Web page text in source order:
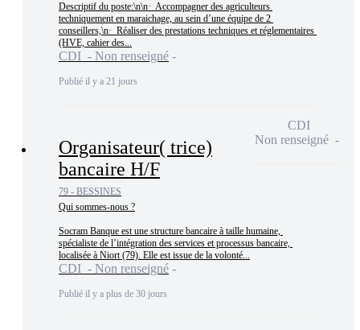
Descriptif du poste:\n\n·  Accompagner des agriculteurs
techniquement en maraichage, au sein d’une équipe de 2
conseillers,\n·  Réaliser des prestations techniques et réglementaires
(HVE, cahier des...
CDI - Non renseigné
Publié il y a 21 jours
Organisateur( trice)
bancaire H/F
79 - BESSINES
Qui sommes-nous ?
Socram Banque est une structure bancaire à taille humaine,
spécialiste de l’intégration des services et processus bancaire,
localisée à Niort (79). Elle est issue de la volonté...
CDI - Non renseigné
Publié il y a plus de 30 jours
CDI
Non renseigné